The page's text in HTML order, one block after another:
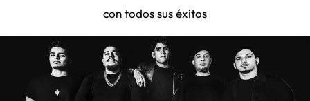
con todos sus éxitos